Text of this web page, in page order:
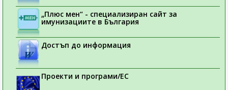
„Плюс мен“ - специализиран сайт за
имунизациите в България
Достъп до информация
Проекти и програми/ЕС